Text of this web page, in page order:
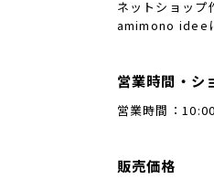
ネットショップ
amimono idee
営業時間・シ
営業時間：
販売価格